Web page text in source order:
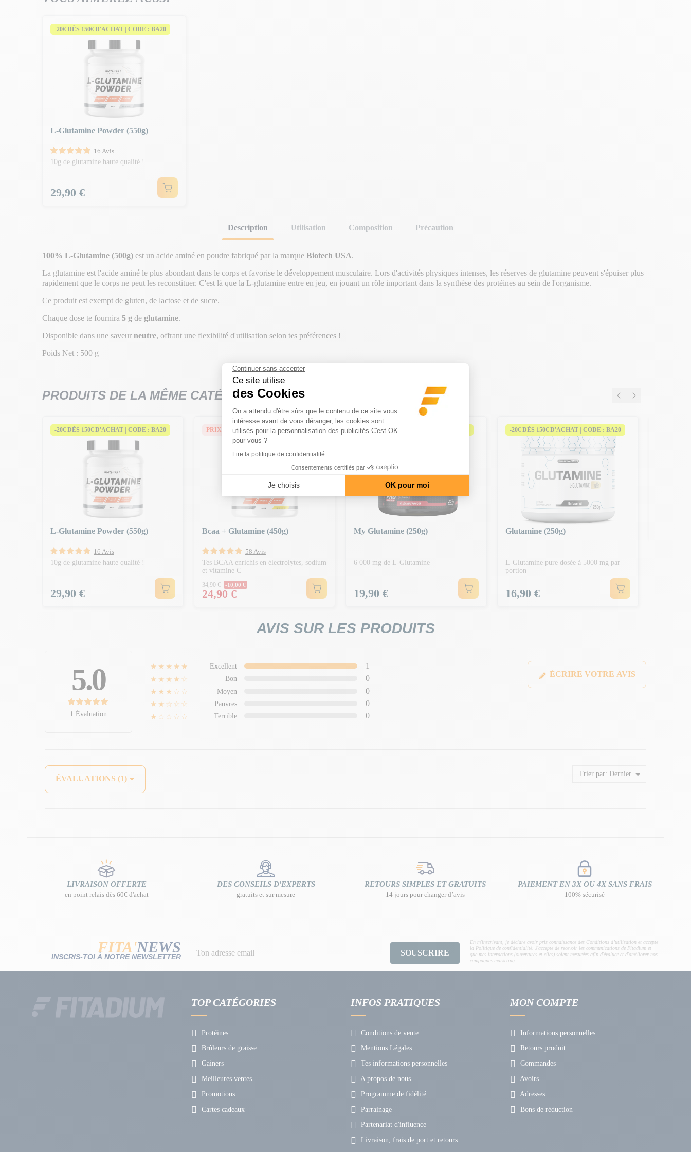
-20€ DÈS 150€ D'ACHAT | CODE : BA20
L-Glutamine Powder (550g)
16 Avis
10g de glutamine haute qualité !
Prix
29,90 €
Description Utilisation Composition Précaution
100% L-Glutamine (500g) est un acide aminé en poudre fabriqué par la marque Biotech USA.
La glutamine est l'acide aminé le plus abondant dans le corps et favorise le développement musculaire. Lors d'activités physiques intenses, les réserves de glutamine peuvent s'épuiser plus
rapidement que le corps ne peut les reconstituer. C'est là que la L-glutamine entre en jeu, en jouant un rôle important dans la synthèse des protéines au sein de l'organisme.
Ce produit est exempt de gluten, de lactose et de sucre.
Chaque dose te fournira 5 g de glutamine.
Disponible dans une saveur neutre, offrant une flexibilité d'utilisation selon tes préférences !
Poids Net : 500 g
PRODUITS DE LA MÊME CATÉGORIE
-20€ DÈS 150€ D'ACHAT | CODE : BA20
L-Glutamine Powder (550g)
16 Avis
10g de glutamine haute qualité !
Prix
29,90 €
PRIX EN BAISSE
Bcaa + Glutamine (450g)
58 Avis
Tes BCAA enrichis en électrolytes, sodium
et vitamine C
Prix Normal
34,90 € -10,00 €
Prix
24,90 €
-20€ DÈS 150€ D'ACHAT | CODE : BA20
My Glutamine (250g)
6 000 mg de L-Glutamine
Prix
19,90 €
-20€ DÈS 150€ D'ACHAT | CODE : BA20
Glutamine (250g)
L-Glutamine pure dosée à 5000 mg par
portion
Prix
16,90 €
AVIS SUR LES PRODUITS
5.0
1 Évaluation
★★★★★ Excellent
1
★★★★☆
Bon
0
★★★☆☆
Moyen
0
★★☆☆☆
Pauvres
0
★☆☆☆☆
Terrible 0
ÉCRIRE VOTRE AVIS
ÉVALUATIONS (1)
Trier par: Dernier
LIVRAISON OFFERTE
en point relais dès 60€ d'achat
DES CONSEILS D'EXPERTS
gratuits et sur mesure
RETOURS SIMPLES ET GRATUITS
14 jours pour changer d’avis
PAIEMENT EN 3X OU 4X SANS FRAIS
100% sécurisé
FITA'NEWS
INSCRIS-TOI À NOTRE NEWSLETTER SOUSCRIRE
En m'inscrivant, je déclare avoir pris connaissance des Conditions d’utilisation et accepte
la Politique de confidentialité. J'accepte de recevoir les communications de Fitadium et
que mes interactions (ouvertures et clics) soient mesurées afin d'évaluer et d'améliorer nos
campagnes marketing.
TOP CATÉGORIES
Protéines
Brûleurs de graisse
Gainers
Meilleures ventes
Promotions
Cartes cadeaux
INFOS PRATIQUES
Conditions de vente
Mentions Légales
Tes informations personnelles
A propos de nous
Programme de fidélité
Parrainage
Partenariat d'influence
Livraison, frais de port et retours
MON COMPTE
Informations personnelles
Retours produit
Commandes
Avoirs
Adresses
Bons de réduction